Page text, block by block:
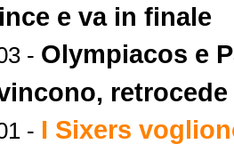
e va in finale
- Olympiacos e
retrocede
- I Sixers